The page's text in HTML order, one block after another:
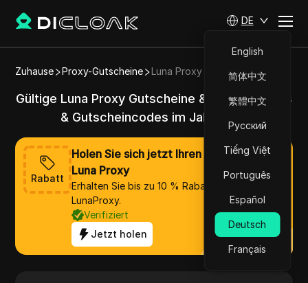
DE
English
简体中文
繁體中文
Русский
Tiếng Việt
Português
Español
Deutsch
Français
Zuhause Proxy-Gutscheine Luna Proxy
Gültige Luna Proxy Gutscheine & Aktionscodes
& Gutscheincodes im Jahr 2025
Rabatt
Holen Sie sich jetzt Ihren Rabatt von
Luna Proxy
Erhalten Sie bis zu 10 % Rabatt auf
LunaProxy.
Verifiziert
Jetzt holen